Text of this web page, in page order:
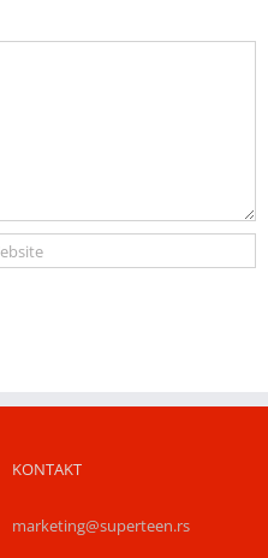
KONTAKT
marketing@superteen.rs